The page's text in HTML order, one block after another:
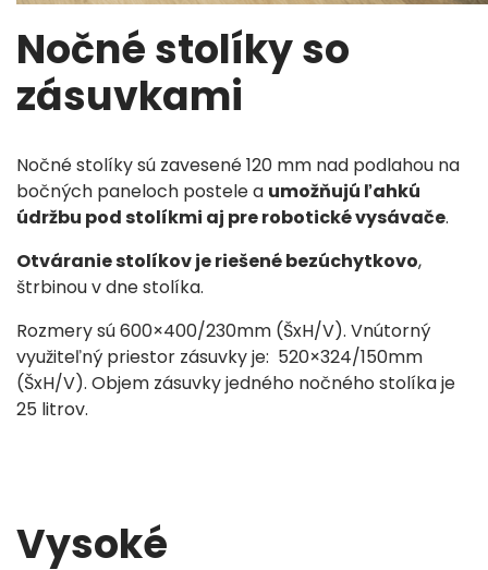
Nočné stolíky so
zásuvkami
Nočné stolíkysú zavesené 120 mm nad podlahou na
bočných paneloch postele a umožňujú ľahkú
údržbu pod stolíkmi aj pre robotické vysávače.
Otváranie stolíkov je riešené bezúchytkovo,
štrbinou v dne stolíka.
Rozmery sú 600×400/230mm (ŠxH/V). Vnútorný
využiteľný priestor zásuvky je: 520×324/150mm
(ŠxH/V). Objem zásuvky jedného nočného stolíka je
25 litrov.
Vysoké